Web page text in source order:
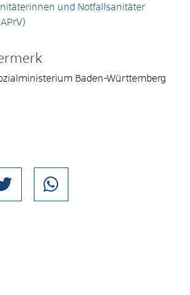
und Notfallsanitäter
Baden-Württemberg